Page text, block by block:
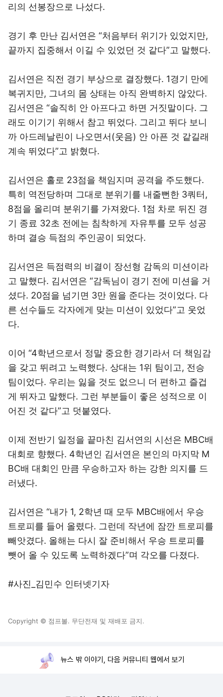
리의 선봉장으로 나섰다.
경기 후 만난 김서연은 “처음부터 위기가 있었지만,
끝까지 집중해서 이길 수 있었던 것 같다”고 말했다.
김서연은 직전 경기 부상으로 결장했다. 1경기 만에
복귀지만, 그녀의 몸 상태는 아직 완벽하지 않았다.
김서연은 “솔직히 안 아프다고 하면 거짓말이다. 그
래도 이기기 위해서 참고 뛰었다. 그리고 뛰다 보니
까 아드레날린이 나오면서(웃음) 안 아픈 것 같길래
계속 뛰었다”고 밝혔다.
김서연은 홀로 23점을 책임지며 공격을 주도했다.
특히 역전당하며 그대로 분위기를 내줄뻔한 3쿼터,
8점을 올리며 분위기를 가져왔다. 1점 차로 뒤진 경
기 종료 32초 전에는 침착하게 자유투를 모두 성공
하며 결승 득점의 주인공이 되었다.
김서연은 득점력의 비결이 장선형 감독의 미션이라
고 말했다. 김서연은 “감독님이 경기 전에 미션을 거
셨다. 20점을 넘기면 3만 원을 준다는 것이었다. 다
른 선수들도 각자에게 맞는 미션이 있었다”고 웃었
다.
이어 “4학년으로서 정말 중요한 경기라서 더 책임감
을 갖고 뛰려고 노력했다. 상대는 1위 팀이고, 전승
팀이었다. 우리는 잃을 것도 없으니 더 편하고 즐겁
게 뛰자고 말했다. 그런 부분들이 좋은 성적으로 이
어진 것 같다”고 덧붙였다.
이제 전반기 일정을 끝마친 김서연의 시선은 MBC배
대회로 향했다. 4학년인 김서연은 본인의 마지막 M
BC배 대회인 만큼 우승하고자 하는 강한 의지를 드
러냈다.
김서연은 “내가 1, 2학년 때 모두 MBC배에서 우승
트로피를 들어 올렸다. 그런데 작년에 잠깐 트로피를
빼앗겼다. 올해는 다시 잘 준비해서 우승 트로피를
뺏어 올 수 있도록 노력하겠다”며 각오를 다졌다.
#사진_김민수 인터넷기자
Copyright © 점프볼. 무단전재 및 재배포 금지.
뉴스 밖 이야기, 다음 커뮤니티 웹에서 보기